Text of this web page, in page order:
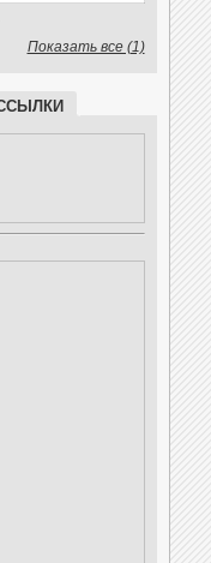
Показать все (1)